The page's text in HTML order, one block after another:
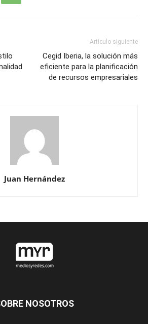
Artículo siguiente
Cegid Iberia, la solución más
eficiente para la planificación
de recursos empresariales
Juan Hernández
NOSOTROS